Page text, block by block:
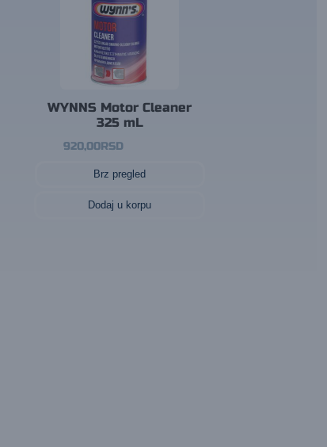
WYNNS Motor Cleaner
325 mL
920,00RSD
Brz pregled
Dodaj u korpu